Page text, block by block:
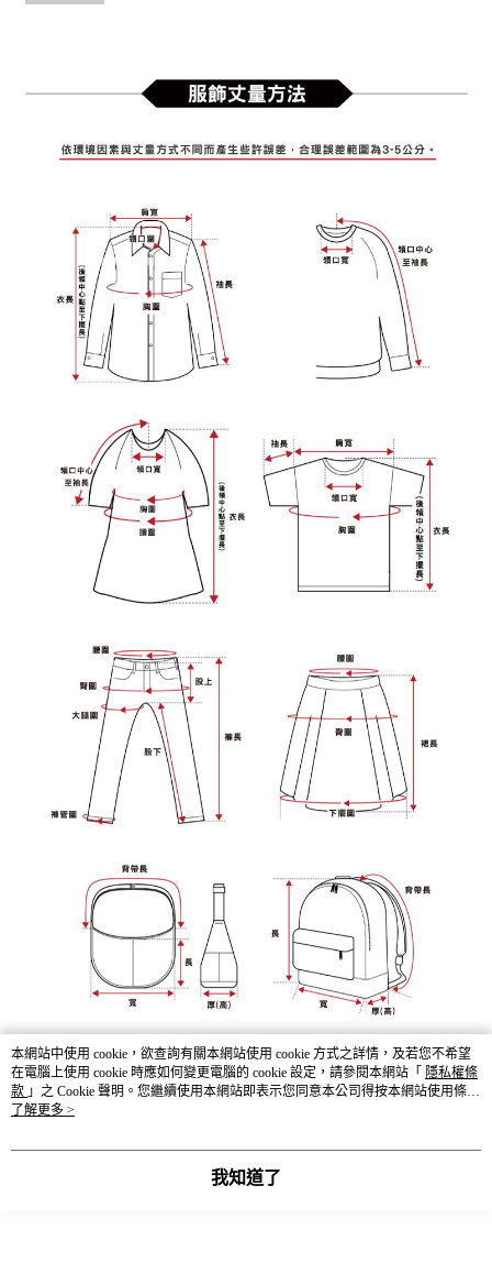
本網站中使用 cookie，欲查詢有關本網站使用 cookie 方式之詳情，及若您不希望
在電腦上使用 cookie 時應如何變更電腦的 cookie 設定，請參閱本網站「 隱私權條
款 」之 Cookie 聲明。您繼續使用本網站即表示您同意本公司得按本網站使用條款
之 Cookie 聲明使用 cookie。
了解更多 >
我知道了